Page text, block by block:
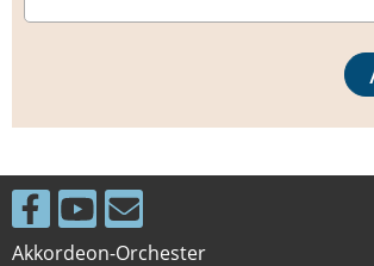
Akkordeon-Orchester